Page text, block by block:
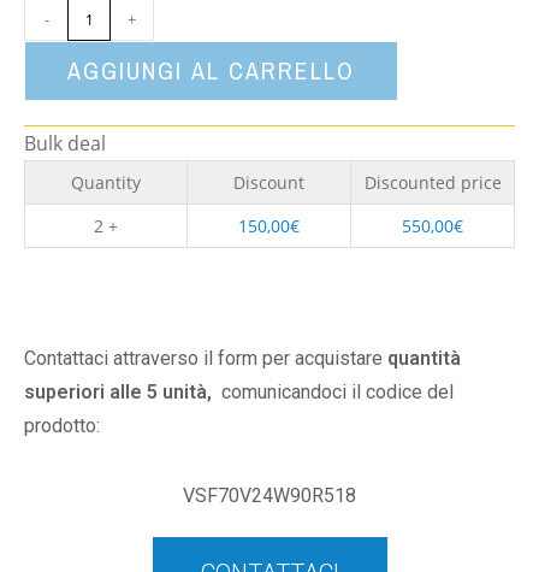
- +
AGGIUNGI AL CARRELLO
Bulk deal
Quantity Discount
Discounted price
2 +
150,00€ 550,00€
Contattaci attraverso il form per acquistare quantità
superiori alle 5 unità, comunicandoci il codice del
prodotto:
VSF70V24W90R518